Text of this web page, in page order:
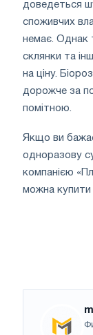
доведеться
споживчих
немає. Однак
склянки та
на ціну.
дорожче за
помітною.
Якщо ви
одноразову
компанією
можна купити